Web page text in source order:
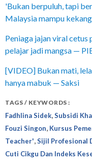
'Bukan berpuluh, tapi
Malaysia mampu
Peniaga jajan viral
pelajar jadi mangsa —
[VIDEO] Bukan mati,
hanya mabuk — Saksi
TAGS / KEYWORDS :
Fadhlina Sidek Subsidi
Fouzi Singon Kursus
Teacher' Sijil Profesional
Cuti Cikgu Dan Indeks